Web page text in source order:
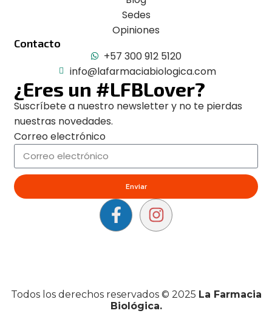
Sedes
Opiniones
Contacto
+57 300 912 5120
info@lafarmaciabiologica.com
¿Eres un #LFBLover?
Suscríbete a nuestro newsletter y no te pierdas
nuestras novedades.
Correo electrónico
Enviar
Todos los derechos reservados © 2025 La Farmacia
Biológica.